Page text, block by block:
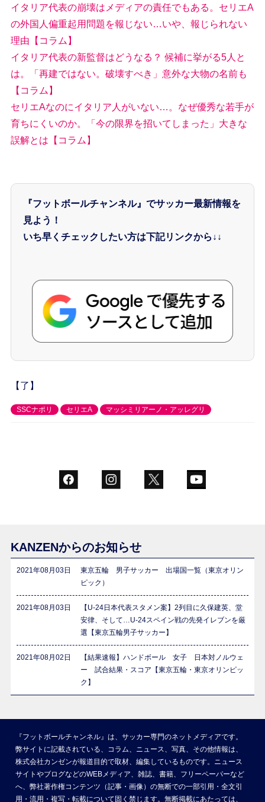
イタリア代表の崩壊はメディアの責任でもある。セリエA
の外国人偏重起用問題を報じない…いや、報じられない
理由【コラム】
イタリア代表の新監督はどうなる？ 候補に挙がる5人と
は。「再建ではない。破壊すべき」意外な大物の名前も
【コラム】
セリエAなのにイタリア人がいない…。なぜ優秀な若手が
育ちにくいのか。「今の限界を招いてしまった」大きな
誤解とは【コラム】
『フットボールチャンネル』でサッカー最新情報を
見よう！
いち早くチェックしたい方は下記リンクから↓↓
【了】
SSCナポリ セリエA マッシミリアーノ・アッレグリ
KANZENからのお知らせ
2021年08月03日
東京五輪 男子サッカー 出場国一覧（東京オリン
ピック）
2021年08月03日
【U-24日本代表スタメン案】2列目に久保建英、堂
安律、そして…U-24スペイン戦の先発イレブンを厳
選【東京五輪男子サッカー】
2021年08月02日
【結果速報】ハンドボール 女子 日本対ノルウェ
ー 試合結果・スコア【東京五輪・東京オリンピッ
ク】
『フットボールチャンネル』は、サッカー専門のネットメディアです。
弊サイトに記載されている、コラム、ニュース、写真、その他情報は、
株式会社カンゼンが報道目的で取材、編集しているものです。ニュース
サイトやブログなどのWEBメディア、雑誌、書籍、フリーペーパーなど
へ、弊社著作権コンテンツ（記事・画像）の無断での一部引用・全文引
用・流用・複写・転載について固く禁じます。無断掲載にあたっては、